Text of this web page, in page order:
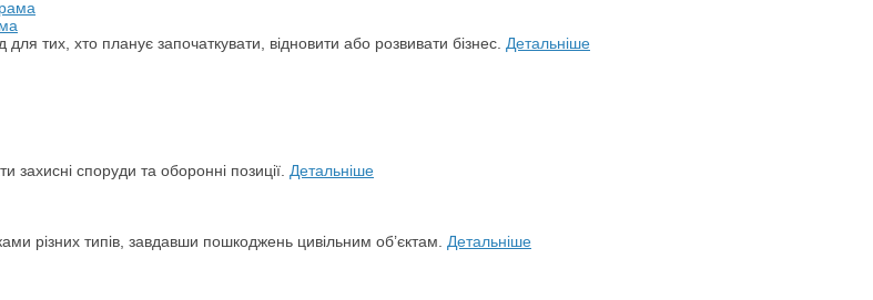
тих, хто планує започаткувати, відновити або розвивати бізнес. Детальніше
споруди та оборонні позиції. Детальніше
різних типів, завдавши пошкоджень цивільним об’єктам. Детальніше